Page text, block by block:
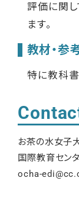
評価に関
ます。
教材・参
特に教科書
お茶の水女子
国際教育セン
ocha-